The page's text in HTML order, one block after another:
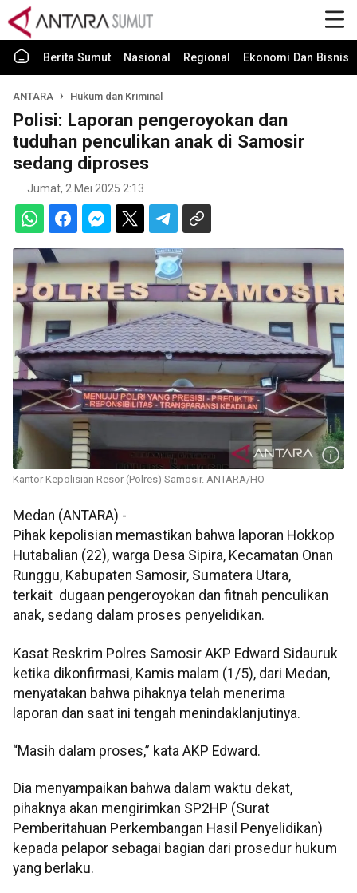
Berita Sumut Nasional Regional Ekonomi Dan Bisnis
ANTARA Hukum dan Kriminal
Polisi: Laporan pengeroyokan dan
tuduhan penculikan anak di Samosir
sedang diproses
Jumat, 2 Mei 2025 2:13
Kantor Kepolisian Resor (Polres) Samosir. ANTARA/HO
Medan (ANTARA) -
Pihak kepolisian memastikan bahwa laporan Hokkop
Hutabalian (22), warga Desa Sipira, Kecamatan Onan
Runggu, Kabupaten Samosir, Sumatera Utara,
terkait dugaan pengeroyokan dan fitnah penculikan
anak, sedang dalam proses penyelidikan.
Kasat Reskrim Polres Samosir AKP Edward Sidauruk
ketika dikonfirmasi, Kamis malam (1/5), dari Medan,
menyatakan bahwa pihaknya telah menerima
laporan dan saat ini tengah menindaklanjutinya.
“Masih dalam proses,” kata AKP Edward.
Dia menyampaikan bahwa dalam waktu dekat,
pihaknya akan mengirimkan SP2HP (Surat
Pemberitahuan Perkembangan Hasil Penyelidikan)
kepada pelapor sebagai bagian dari prosedur hukum
yang berlaku.